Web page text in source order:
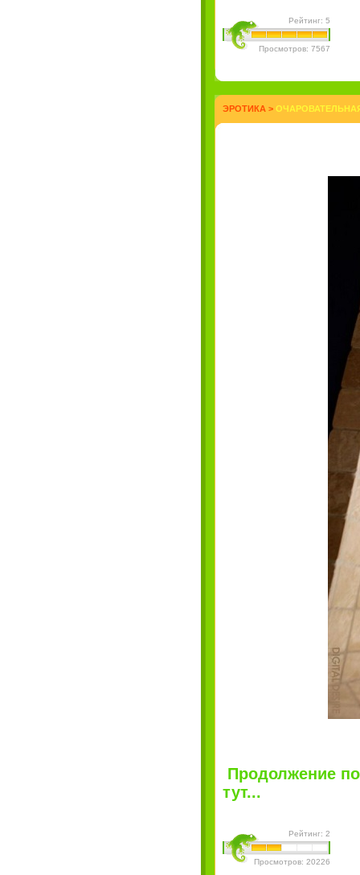
Рейтинг: 5
Просмотров: 7567
ЭРОТИКА >
Продолжение
тут...
Рейтинг: 2
Просмотров: 20226